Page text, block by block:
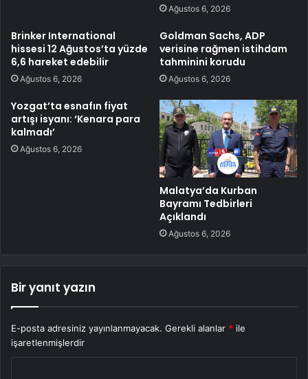
Ağustos 6, 2026
Brinker International
hissesi 12 Ağustos’ta yüzde
6,6 hareket edebilir
Ağustos 6, 2026
Goldman Sachs, ADP
verisine rağmen istihdam
tahminini korudu
Ağustos 6, 2026
Yozgat’ta esnafın fiyat
artışı isyanı: ‘Kenara para
kalmadı’
Ağustos 6, 2026
Malatya’da Kurban
Bayramı Tedbirleri
Açıklandı
Ağustos 6, 2026
Bir yanıt yazın
E-posta adresiniz yayınlanmayacak. Gerekli alanlar * ile
işaretlenmişlerdir